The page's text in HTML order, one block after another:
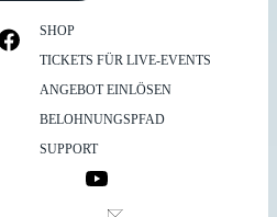
SHOP
TICKETS FÜR LIVE-EVENTS
ANGEBOT EINLÖSEN
BELOHNUNGSPFAD
SUPPORT